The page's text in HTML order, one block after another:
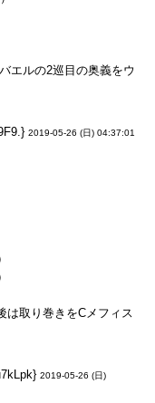
エルの2巡目の奥義をウ
2019-05-26 (日) 04:37:01
は取り巻きをCメフィス
2019-05-26 (日)